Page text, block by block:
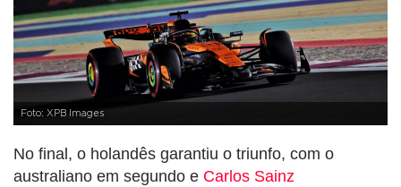
Foto: XPB Images
No final, o holandês garantiu o triunfo, com o
australiano em segundo e Carlos Sainz